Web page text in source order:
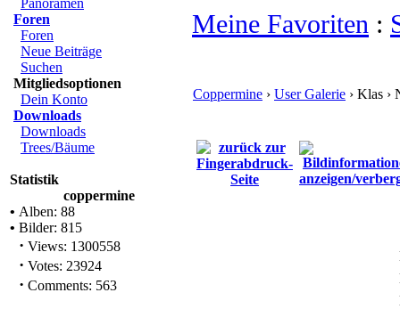
Panoramen
Foren
Foren
Neue Beiträge
Suchen
Mitgliedsoptionen
Dein Konto
Downloads
Downloads
Trees/Bäume
Statistik
coppermine
• Alben: 88
• Bilder: 815
· Views: 1300558
· Votes: 23924
· Comments: 563
Meine Favoriten :
Coppermine › User Galerie › Klas ›